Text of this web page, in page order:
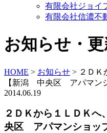
有限会社ジョイ
有限会社信濃不
お知らせ・
HOME > お知らせ > ２ＤＫ
【新潟 中央区 アパマン
2014.06.19
２ＤＫから１ＬＤＫ
央区 アパマンショッ